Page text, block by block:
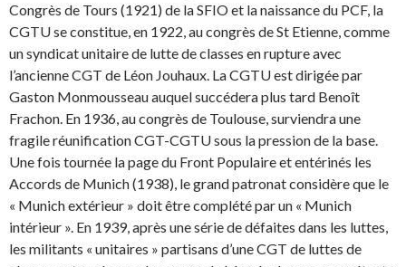
Congrès de Tours (1921) de la SFIO et la naissance du PCF, la
CGTU se constitue, en 1922, au congrès de St Etienne, comme
un syndicat unitaire de lutte de classes en rupture avec
l’ancienne CGT de Léon Jouhaux. La CGTU est dirigée par
Gaston Monmousseau auquel succédera plus tard Benoît
Frachon. En 1936, au congrès de Toulouse, surviendra une
fragile réunification CGT-CGTU sous la pression de la base.
Une fois tournée la page du Front Populaire et entérinés les
Accords de Munich (1938), le grand patronat considère que le
« Munich extérieur » doit être complété par un « Munich
intérieur ». En 1939, après une série de défaites dans les luttes,
les militants « unitaires » partisans d’une CGT de luttes de